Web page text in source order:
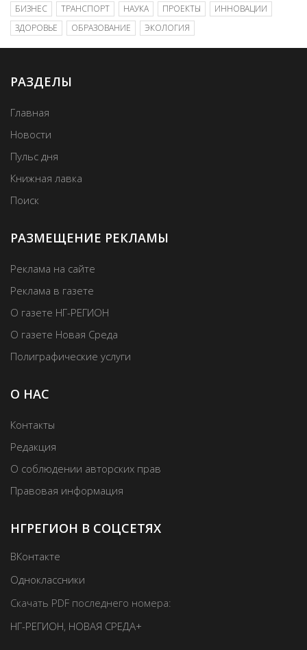
БИЗНЕС
ТРАНСПОРТ НАУКА ПРОЕКТЫ
ИННОВАЦИИ
ЗДОРОВЬЕ
ОБРАЗОВАНИЕ ЭКОЛОГИЯ
РАЗДЕЛЫ
Главная
Новости
Пульс дня
Книжная лавка
Поиск
РАЗМЕЩЕНИЕ РЕКЛАМЫ
Реклама на сайте
Реклама в газете
О газете НГ-РЕГИОН
О газете Новая Среда
Полиграфические услуги
О НАС
Контакты
Редакция
О соблюдении авторских прав
Правовая информация
НГРЕГИОН В СОЦСЕТЯХ
ВКонтакте
Одноклассники
Скачать PDF последнего номера:
НГ-РЕГИОН, НОВАЯ СРЕДА+